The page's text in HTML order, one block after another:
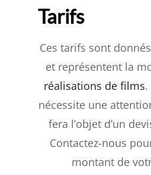
Tarifs
Ces tarifs sont
et représentent la
réalisations de films
nécessite une
fera l’objet d’un
Contactez-nous
montant de